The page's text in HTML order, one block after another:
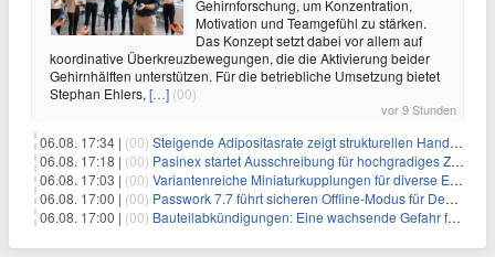
Gehirnforschung, um Konzentration,
Motivation und Teamgefühl zu stärken.
Das Konzept setzt dabei vor allem auf
koordinative Überkreuzbewegungen, die die Aktivierung beider
Gehirnhälften unterstützen. Für die betriebliche Umsetzung bietet
Stephan Ehlers, […] (00)
vor 9 Stunden
06.08. 17:34 | (00) Steigende Adipositasrate zeigt strukturellen Handlungsbedarf bei der Ernährung schulpflichtiger Kinder
06.08. 17:18 | (00) Pasinex startet Ausschreibung für hochgradiges Zinksulfidkonzentrat mit Germanium- und Silbergehalten und stellt ein Betriebsupdate bereit
06.08. 17:03 | (00) Variantenreiche Miniaturkupplungen für diverse Einsatzbereiche
06.08. 17:00 | (00) Passwork 7.7 führt sicheren Offline-Modus für Desktop- und Mobile-Apps ein
06.08. 17:00 | (00) Bauteilabkündigungen: Eine wachsende Gefahr für industrielle Elektroniksysteme